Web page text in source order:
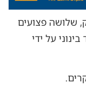
שלושה פצועים
על ידי